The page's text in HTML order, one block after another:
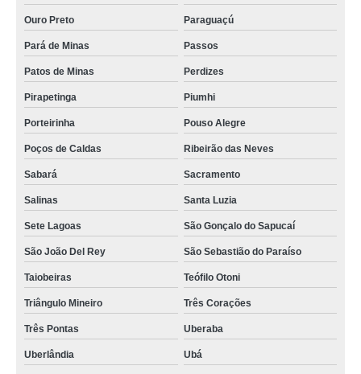
Ouro Preto Paraguaçú
Pará de Minas Passos
Patos de Minas Perdizes
Pirapetinga Piumhi
Porteirinha Pouso Alegre
Poços de Caldas Ribeirão das Neves
Sabará Sacramento
Salinas Santa Luzia
Sete Lagoas São Gonçalo do Sapucaí
São João Del Rey São Sebastião do Paraíso
Taiobeiras Teófilo Otoni
Triângulo Mineiro Três Corações
Três Pontas Uberaba
Uberlândia Ubá